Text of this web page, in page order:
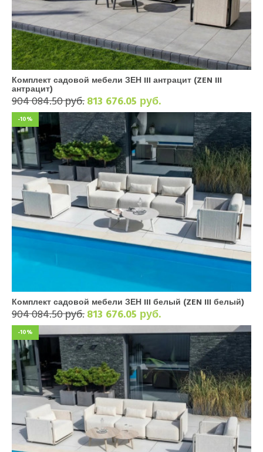
Комплект садовой мебели ЗЕН III антрацит (ZEN III
антрацит)
904 084.50 руб.813 676.05 руб.
-10%
Комплект садовой мебели ЗЕН III белый (ZEN III белый)
904 084.50 руб.813 676.05 руб.
-10%